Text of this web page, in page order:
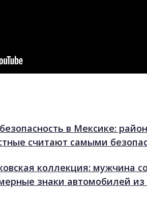
в Мексике:
считают самыми
коллекция: мужчина
знаки автомобилей из